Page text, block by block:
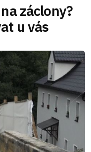
záclony?
u vás